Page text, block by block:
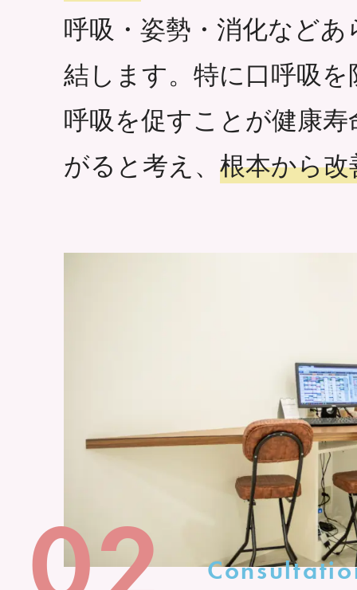
呼吸・姿勢・消化など
結します。特に口呼吸
呼吸を促すことが健康
がると考え、 根本から改